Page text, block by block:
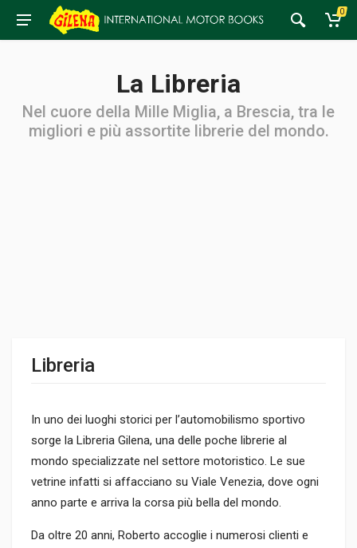
0
La Libreria
Nel cuore della Mille Miglia, a Brescia, tra le
migliori e più assortite librerie del mondo.
Libreria
In uno dei luoghi storici per l’automobilismo sportivo
sorge la Libreria Gilena, una delle poche librerie al
mondo specializzate nel settore motoristico. Le sue
vetrine infatti si affacciano su Viale Venezia, dove ogni
anno parte e arriva la corsa più bella del mondo.
Da oltre 20 anni, Roberto accoglie i numerosi clienti e